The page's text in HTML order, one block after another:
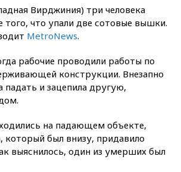
Вирджиния) три человека
того, что упали две сотовые вышки.
MetroNews.
рабочие проводили работы по
конструкции. Внезапно
падать и зацепила другую,
на падающем объекте,
который был внизу, придавило
выяснилось, один из умерших был